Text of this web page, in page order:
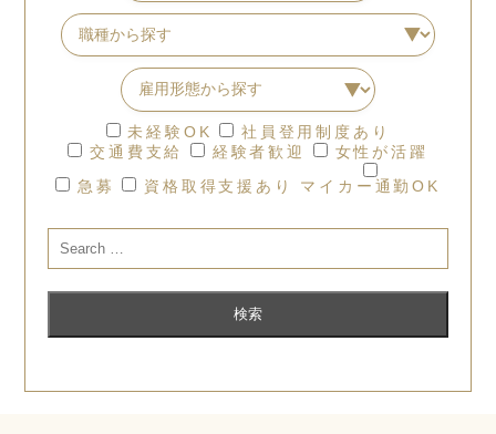
未経験OK
社員登用制度あり
交通費支給
経験者歓迎
女性が活躍
急募
資格取得支援あり マイカー通勤OK